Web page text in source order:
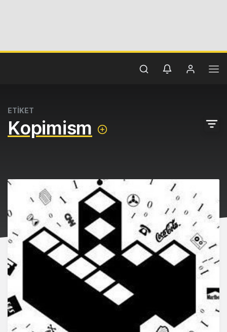
ETİKET
Kopimism